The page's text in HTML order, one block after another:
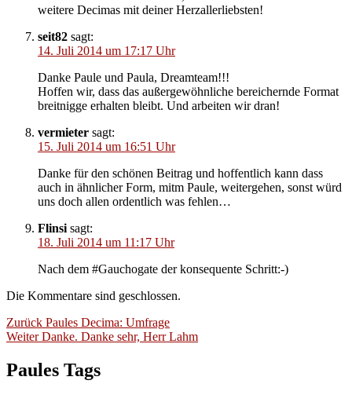
weitere Decimas mit deiner Herzallerliebsten!
seit82 sagt:
14. Juli 2014 um 17:17 Uhr
Danke Paule und Paula, Dreamteam!!!
Hoffen wir, dass das außergewöhnliche bereichernde Format
breitnigge erhalten bleibt. Und arbeiten wir dran!
vermieter sagt:
15. Juli 2014 um 16:51 Uhr
Danke für den schönen Beitrag und hoffentlich kann dass
auch in ähnlicher Form, mitm Paule, weitergehen, sonst würd
uns doch allen ordentlich was fehlen…
Flinsi sagt:
18. Juli 2014 um 11:17 Uhr
Nach dem #Gauchogate der konsequente Schritt:-)
Die Kommentare sind geschlossen.
Beitragsnavigation
Zurück Vorheriger
Beitrag:
Paules Decima: Umfrage
Weiter Nächster
Danke. Danke sehr, Herr Lahm
Paules Tags